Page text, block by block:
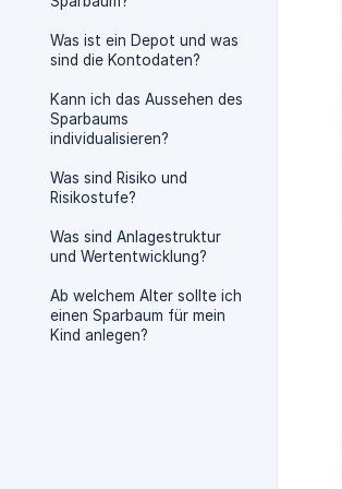
Was ist ein Depot und was
sind die Kontodaten?
Kann ich das Aussehen des
Sparbaums
individualisieren?
Was sind Risiko und
Risikostufe?
Was sind Anlagestruktur
und Wertentwicklung?
Ab welchem Alter sollte ich
einen Sparbaum für mein
Kind anlegen?